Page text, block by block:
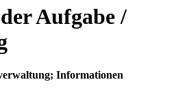
Aufgabe /
Informationen